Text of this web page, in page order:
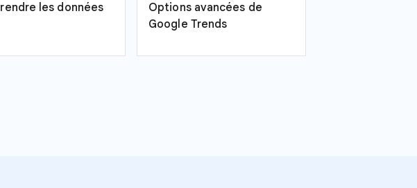
les données
Options avancées de
Google Trends